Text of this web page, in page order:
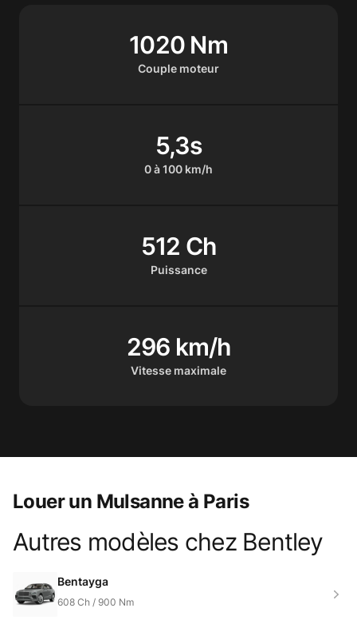
Couple moteur
1020 Nm
0 à 100 km/h
5,3s
Puissance
512 Ch
Vitesse maximale
296 km/h
Louer un Mulsanne à Paris
Product information
Autres modèles chez Bentley
Bentayga
608 Ch / 900 Nm